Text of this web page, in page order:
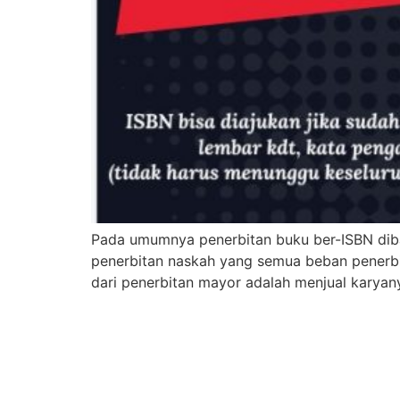
Pada umumnya penerbitan buku ber-ISBN
penerbitan naskah yang semua beban
dari penerbitan mayor adalah menjual